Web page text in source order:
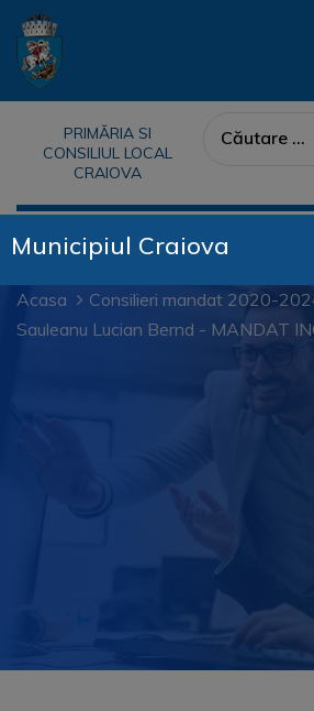
PRIMĂRIA SI
CONSILIUL LOCAL
CRAIOVA
Acasa
Consilieri mandat 2020-
Sauleanu Lucian Bernd - MANDAT